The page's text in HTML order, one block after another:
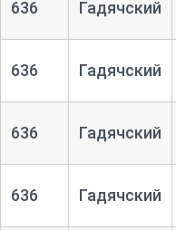
636 Гадячский
636 Гадячский
636 Гадячский
636 Гадячский